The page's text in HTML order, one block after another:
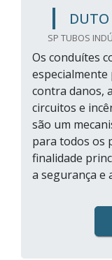
DUTO
SP TUBOS
Os conduítes
contra danos,
circuitos e
são um
para todos os
finalidade
a segurança e